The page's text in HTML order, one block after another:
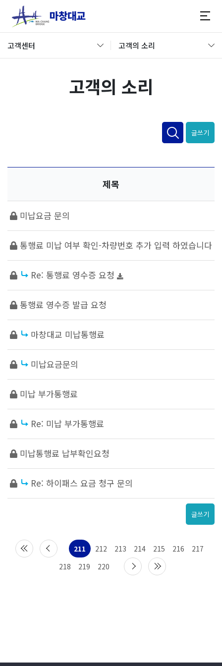
고객센터 고객의 소리
고객의 소리
글쓰기
제목
미납요금 문의
통행료 미납 여부 확인-차량번호 추가 입력 하였습니다
Re: 통행료 영수증 요청
통행료 영수증 발급 요청
마창대교 미납통행료
미납요금문의
미납 부가통행료
Re: 미납 부가통행료
미납통행료 납부확인요청
Re: 하이패스 요금 청구 문의
글쓰기
211 212 213 214 215 216
217
218
219 220